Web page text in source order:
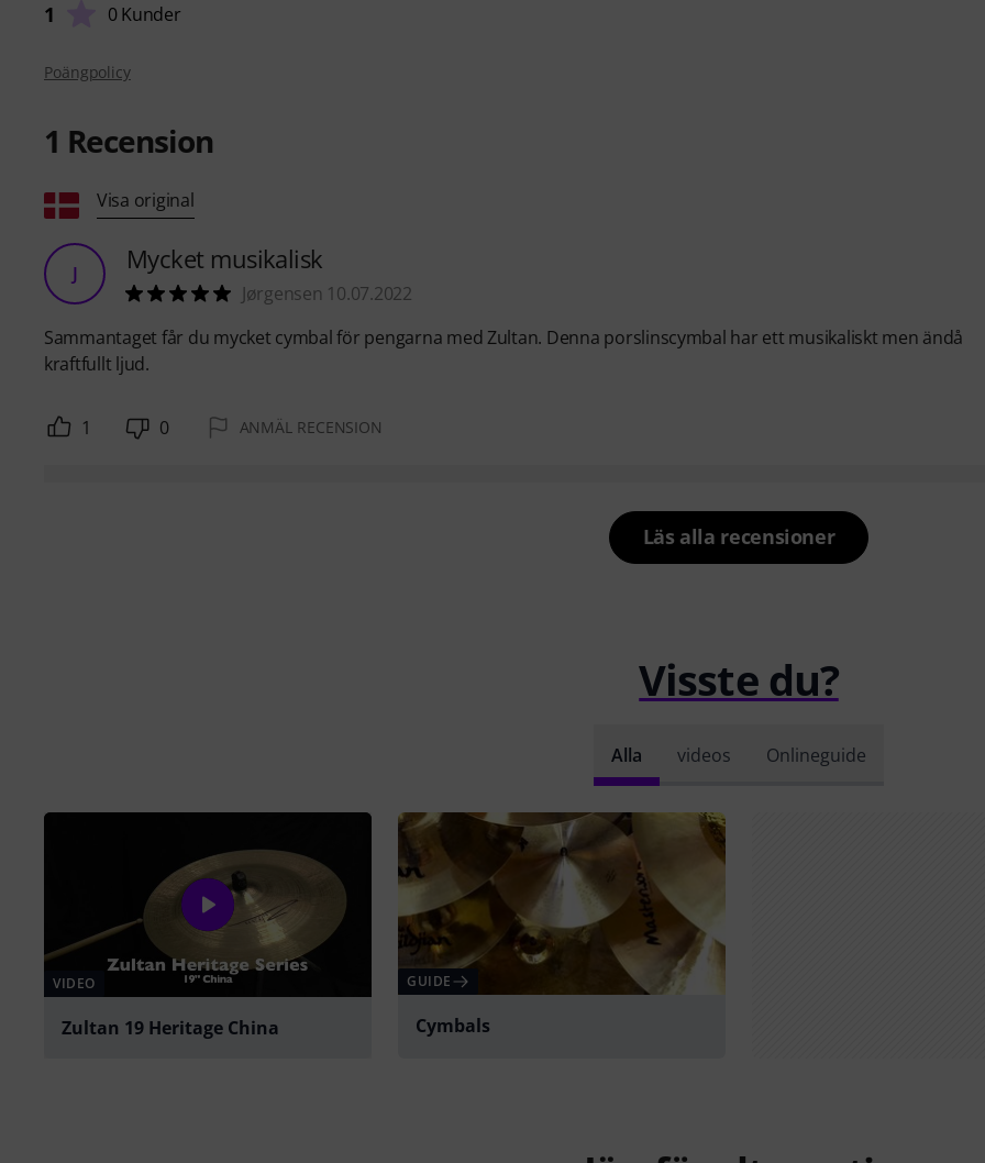
1 0 Kunder
Poängpolicy
1 Recension
Visa original
J Mycket musikalisk
Jørgensen 10.07.2022
Sammantaget får du mycket cymbal för pengarna med Zultan. Denna porslinscymbal har ett musikaliskt men ändå
kraftfullt ljud.
1 0 ANMÄL RECENSION
Läs alla recensioner
Visste du?
Alla videos Onlineguide
VIDEO
Zultan 19 Heritage China
GUIDE
Cymbals